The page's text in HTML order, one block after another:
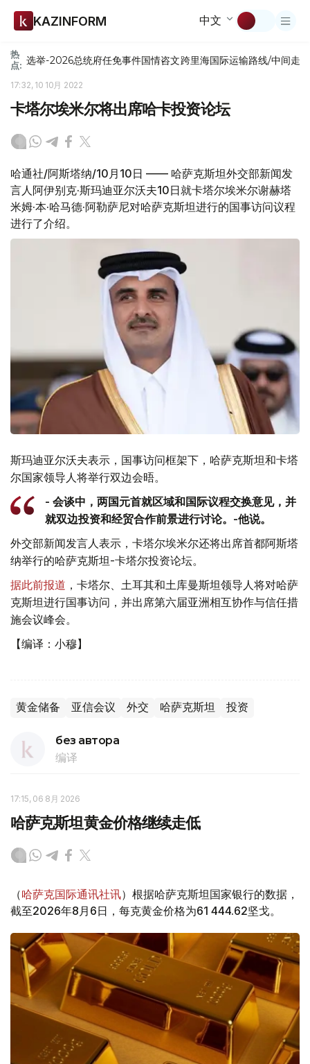
KAZINFORM 中文
热
点: 选举-2026总统府任免事件国情咨文跨里海国际运输路线/中间走廊
17:32, 10 10月 2022
卡塔尔埃米尔将出席哈卡投资论坛
哈通社/阿斯塔纳/10月10日 —— 哈萨克斯坦外交部新闻发
言人阿伊别克·斯玛迪亚尔沃夫10日就卡塔尔埃米尔谢赫塔
米姆·本·哈马德·阿勒萨尼对哈萨克斯坦进行的国事访问议程
进行了介绍。
斯玛迪亚尔沃夫表示，国事访问框架下，哈萨克斯坦和卡塔
尔国家领导人将举行双边会晤。
- 会谈中，两国元首就区域和国际议程交换意见，并
就双边投资和经贸合作前景进行讨论。-他说。
外交部新闻发言人表示，卡塔尔埃米尔还将出席首都阿斯塔
纳举行的哈萨克斯坦-卡塔尔投资论坛。
据此前报道 ，卡塔尔、土耳其和土库曼斯坦领导人将对哈萨
克斯坦进行国事访问，并出席第六届亚洲相互协作与信任措
施会议峰会。
【编译：小穆】
黄金储备 亚信会议 外交 哈萨克斯坦 投资
без автора
编译
17:15, 06 8月 2026
哈萨克斯坦黄金价格继续走低
（哈萨克国际通讯社讯）根据哈萨克斯坦国家银行的数据，
截至2026年8月6日，每克黄金价格为61 444.62坚戈。